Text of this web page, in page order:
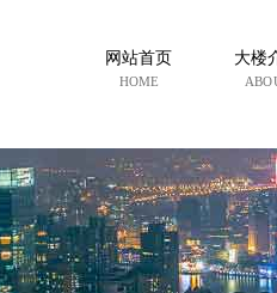
网站首页
HOME
大楼